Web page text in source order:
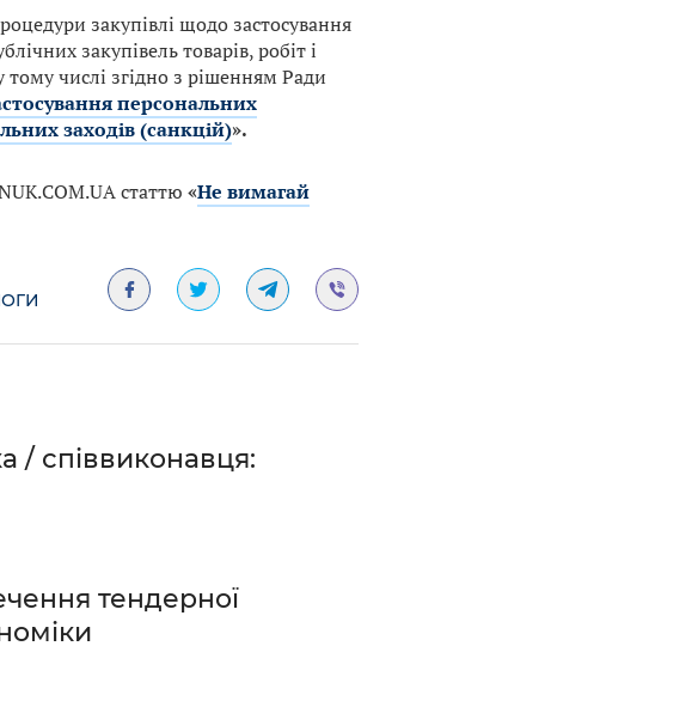
закупівлі щодо застосування
закупівель товарів, робіт і
тому числі згідно з рішенням Ради
персональних
заходів (санкцій)».
статтю «Не вимагай
/ співвиконавця:
тендерної